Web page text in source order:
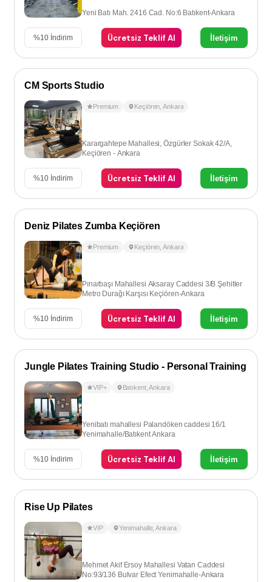
Yeni Batı Mah. 2416 Cad. No:6 Batıkent-Ankara
%10 İndirim Ücretsiz Teklif Al İletişim
CM Sports Studio
Premium Keçiören ,Ankara
Karargahtepe Mahallesi, Özgürler Sokak 42/A,
Keçiören - Ankara
%10 İndirim Ücretsiz Teklif Al İletişim
Deniz Pilates Zumba Keçiören
Premium Keçiören ,Ankara
Pınarbaşı Mahallesi Aksaray Caddesi 3/B Şehitler
Metro Durağı Karşısı Keçiören-Ankara
%10 İndirim Ücretsiz Teklif Al İletişim
Jungle Pilates Training Studio - Personal Training
VIP+ Batıkent,Ankara
Yenibatı mahallesi Palandöken caddesi 16/1
Yenimahalle/Batıkent Ankara
%10 İndirim Ücretsiz Teklif Al İletişim
Rise Up Pilates
VIP Yenimahalle,Ankara
Mehmet Akif Ersoy Mahallesi Vatan Caddesi
No:93/136 Bulvar Efect Yenimahalle-Ankara